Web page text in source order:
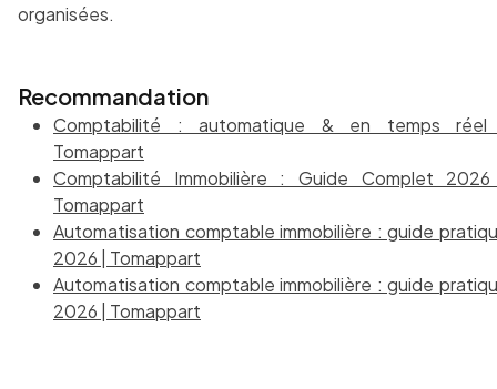
organisées.
Recommandation
Comptabilité : automatique & en temps
Tomappart
Comptabilité Immobilière : Guide Complet
Tomappart
Automatisation comptable immobilière : guide
2026 | Tomappart
Automatisation comptable immobilière : guide
2026 | Tomappart